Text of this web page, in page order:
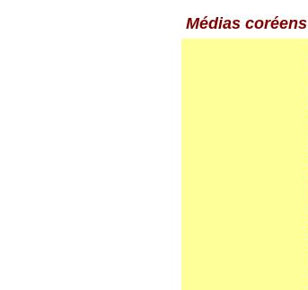
Médias coréens